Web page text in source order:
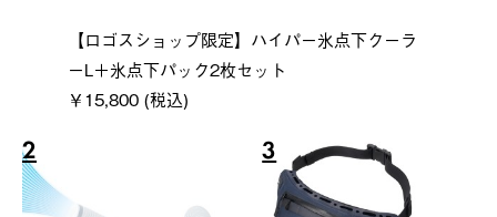
【ロゴスショップ限定】ハイパー氷点下クーラ
ーL＋氷点下パック2枚セット
￥15,800 (税込)
2 3